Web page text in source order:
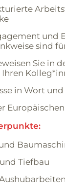
und
sind
Sie in
in Wort
Tiefbau